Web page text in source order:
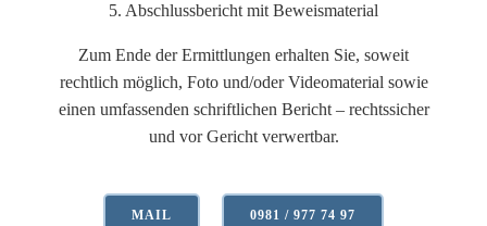
5. Abschlussbericht mit Beweismaterial
Zum Ende der Ermittlungen erhalten Sie, soweit
rechtlich möglich, Foto und/oder Videomaterial sowie
einen umfassenden schriftlichen Bericht – rechtssicher
und vor Gericht verwertbar.
MAIL 0981 / 977 74 97